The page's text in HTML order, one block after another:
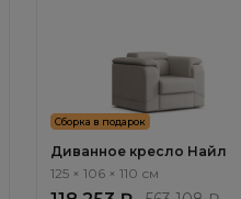
Сборка в подарок
Диванное кресло Найл /
ММ112.93 с реклайнером
125 × 106 × 110 см